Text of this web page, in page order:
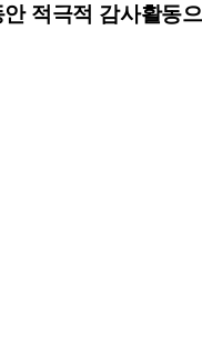
적극적 감사활동